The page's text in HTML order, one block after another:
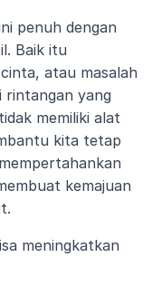
penuh dengan
Baik itu
atau masalah
rintangan yang
memiliki alat
kita tetap
kemajuan
meningkatkan